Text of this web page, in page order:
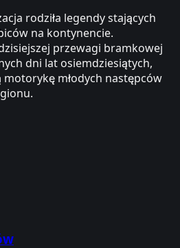
rodziła legendy stających
na kontynencie.
przewagi bramkowej
dni lat osiemdziesiątych,
motorykę młodych następców